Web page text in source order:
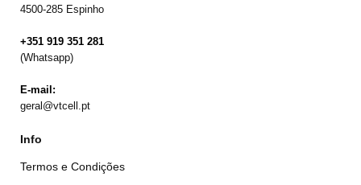
4500-285 Espinho
+351 919 351 281
(Whatsapp)
E-mail:
geral@vtcell.pt
Info
Termos e Condições